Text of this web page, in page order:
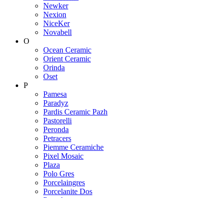
Newker
Nexion
NiceKer
Novabell
O
Ocean Ceramic
Orient Ceramic
Orinda
Oset
P
Pamesa
Paradyz
Pardis Ceramic Pazh
Pastorelli
Peronda
Petracers
Piemme Ceramiche
Pixel Mosaic
Plaza
Polo Gres
Porcelaingres
Porcelanite Dos